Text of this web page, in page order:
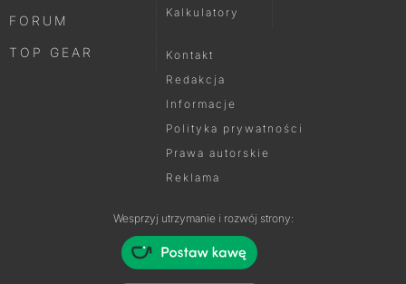
FORUM
TOP GEAR
Kalkulatory
Kontakt
Redakcja
Informacje
Polityka prywatności
Prawa autorskie
Reklama
Wesprzyj utrzymanie i rozwój strony: